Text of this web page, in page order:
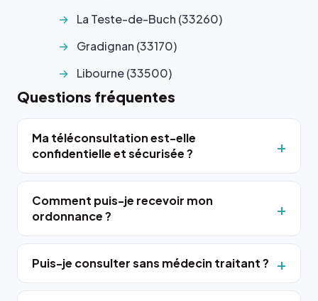
La Teste-de-Buch (33260)
Gradignan (33170)
Libourne (33500)
Questions fréquentes
Ma téléconsultation est-elle
confidentielle et sécurisée ?
Comment puis-je recevoir mon
ordonnance ?
Puis-je consulter sans médecin traitant ?